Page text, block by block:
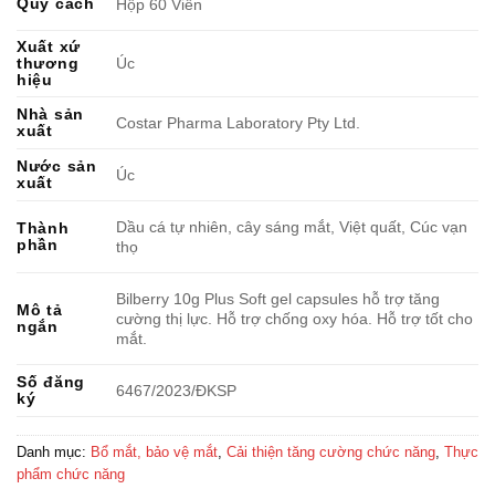
Hộp 60 Viên
Xuất xứ
thương
hiệu
Úc
Nhà sản
xuất
Costar Pharma Laboratory Pty Ltd.
Nước sản
xuất
Úc
Thành
phần
Dầu cá tự nhiên, cây sáng mắt, Việt quất, Cúc vạn
thọ
Mô tả
ngắn
Bilberry 10g Plus Soft gel capsules hỗ trợ tăng
cường thị lực. Hỗ trợ chống oxy hóa. Hỗ trợ tốt cho
mắt.
Số đăng
ký
6467/2023/ĐKSP
Danh mục: Bổ mắt, bảo vệ mắt Cải thiện tăng cường chức năng Thực
phẩm chức năng